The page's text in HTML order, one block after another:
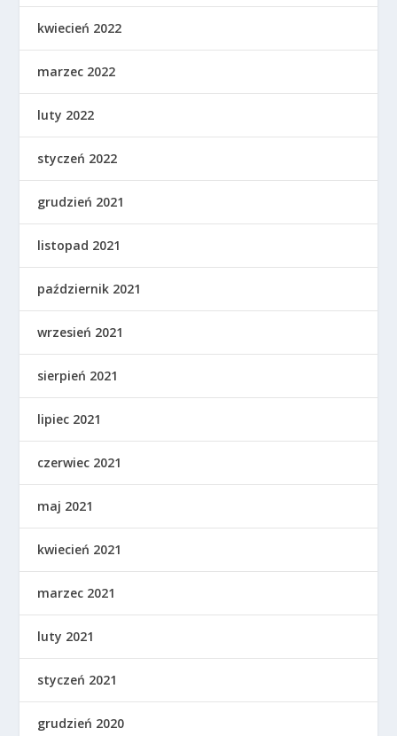
kwiecień 2022
marzec 2022
luty 2022
styczeń 2022
grudzień 2021
listopad 2021
październik 2021
wrzesień 2021
sierpień 2021
lipiec 2021
czerwiec 2021
maj 2021
kwiecień 2021
marzec 2021
luty 2021
styczeń 2021
grudzień 2020